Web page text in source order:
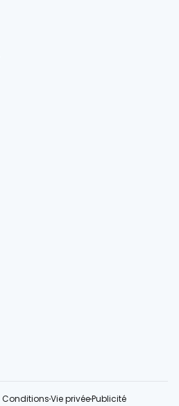
ConditionsVie privéePublicité